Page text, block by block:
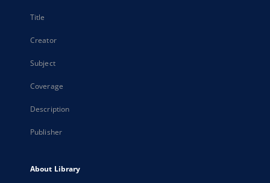
Title
Creator
Subject
Coverage
Description
Publisher
About Library